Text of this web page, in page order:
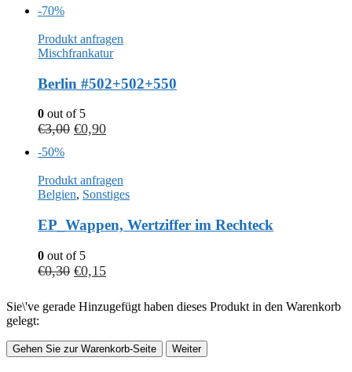
-70%
Produkt anfragen
Mischfrankatur
Berlin #502+502+550
0 out of 5
€3,00 €0,90
-50%
Produkt anfragen
Belgien, Sonstiges
EP_Wappen, Wertziffer im Rechteck
0 out of 5
€0,30 €0,15
Sie\'ve gerade Hinzugefügt haben dieses Produkt in den Warenkorb
gelegt:
Gehen Sie zur Warenkorb-Seite Weiter